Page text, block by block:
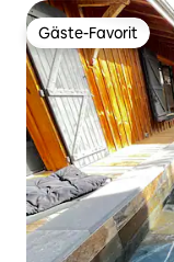
Gäste-Favorit
Gäste-Favorit